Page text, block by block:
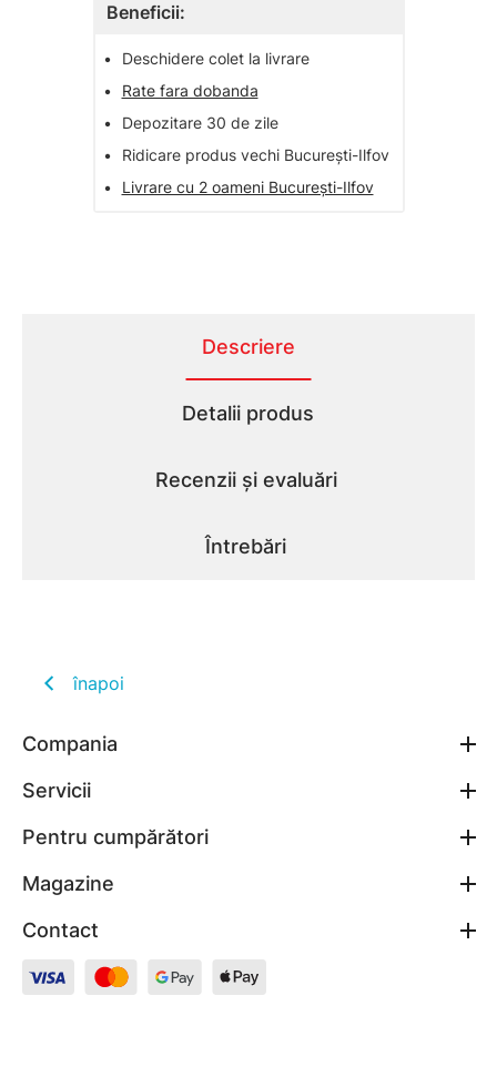
Beneficii:
•
Deschidere colet la livrare
•
Rate fara dobanda
•
Depozitare 30 de zile
•
Ridicare produs vechi București-Ilfov
•
Livrare cu 2 oameni București-Ilfov
Descriere
Detalii produs
Recenzii și evaluări
Întrebări
înapoi
Compania
Servicii
Pentru cumpărători
Magazine
Contact